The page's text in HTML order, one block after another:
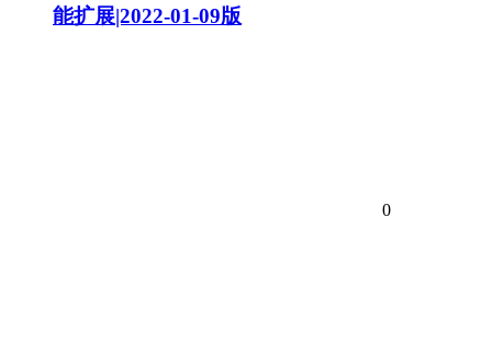
能扩展|2022-01-09版
0